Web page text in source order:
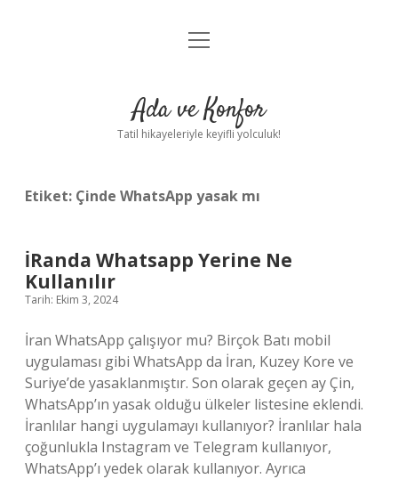
Anasayfa
Yasal Uyarı
menüyü
Ada ve Konfor
Tatil hikayeleriyle keyifli yolculuk!
Etiket: Çinde WhatsApp yasak mı
İRanda Whatsapp Yerine Ne
Kullanılır
Tarih: Ekim 3, 2024
İran WhatsApp çalışıyor mu? Birçok Batı mobil
uygulaması gibi WhatsApp da İran, Kuzey Kore ve
Suriye’de yasaklanmıştır. Son olarak geçen ay Çin,
WhatsApp’ın yasak olduğu ülkeler listesine eklendi.
İranlılar hangi uygulamayı kullanıyor? İranlılar hala
çoğunlukla Instagram ve Telegram kullanıyor,
WhatsApp’ı yedek olarak kullanıyor. Ayrıca